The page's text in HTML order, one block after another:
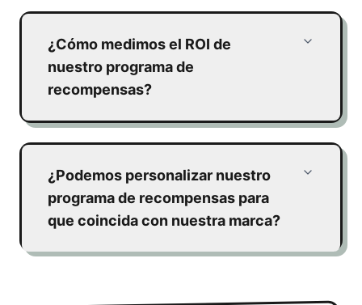
¿Cómo medimos el ROI de
nuestro programa de
recompensas?
¿Podemos personalizar nuestro
programa de recompensas para
que coincida con nuestra marca?